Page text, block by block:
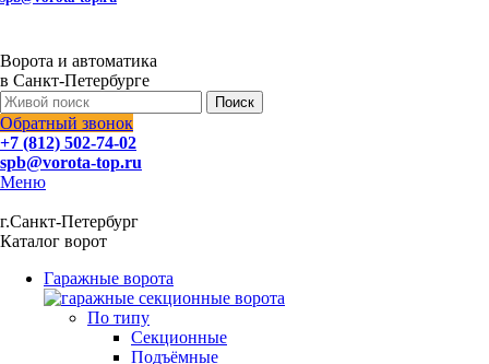
Ворота и автоматика
в Санкт-Петербурге
Поиск
Обратный звонок
+7 (812) 502-74-02
spb@vorota-top.ru
Меню
г.Санкт-Петербург
Каталог ворот
Гаражные ворота
По типу
Секционные
Подъёмные